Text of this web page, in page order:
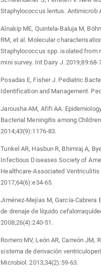
Staphylococcus lentus. Antimicrob
Alnakip ME, Quintela-Baluja M,
RM, et al. Molecular
Staphylococcus spp. isolated from
mini survey. Int Dairy J. 2019;89:68-
Posadas E, Fisher J. Pediatric
Identification and Management.
Jarousha AM, Afifi AA.
Bacterial Meningitis among
2014;43(9):1176-83.
Tunkel AR, Hasbun R, Bhimraj A,
Infectious Diseases Society of
Healthcare-Associated
2017;64(6):e34-65.
Jiménez-Mejías M, García-
de drenaje de líquido
2008;26(4):240-51.
Romero MV, León AR, Carreón
sistema de derivación
Microbiol. 2013;34(2):59-63.